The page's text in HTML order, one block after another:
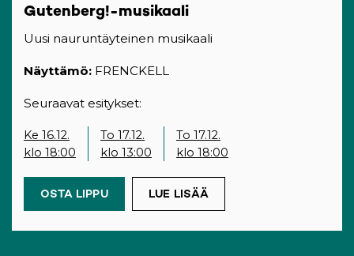
Gutenberg!-musikaali
Uusi nauruntäyteinen musikaali
Näyttämö: FRENCKELL
Seuraavat esitykset:
Ke 16.12.
klo 18:00
To 17.12.
klo 13:00
To 17.12.
klo 18:00
OSTA LIPPU(OPENS IN A NEW TAB)
LUE LISÄÄ